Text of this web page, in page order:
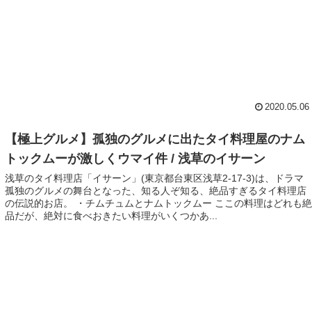
2020.05.06
【極上グルメ】孤独のグルメに出たタイ料理屋のナム
トックムーが激しくウマイ件 / 浅草のイサーン
浅草のタイ料理店「イサーン」(東京都台東区浅草2-17-3)は、ドラマ
孤独のグルメの舞台となった、知る人ぞ知る、絶品すぎるタイ料理店
の伝説的お店。 ・チムチュムとナムトックムー ここの料理はどれも絶
品だが、絶対に食べおきたい料理がいくつかあ...